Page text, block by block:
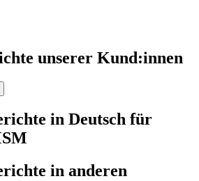
unserer Kund:innen
in Deutsch für
in anderen